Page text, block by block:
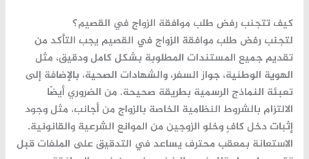
كيف تتجنب رفض طلب موافقة الزواج في القصيم؟
لتجنب رفض طلب موافقة الزواج في القصيم يجب التأكد من
تقديم جميع المستندات المطلوبة بشكل كامل ودقيق، مثل
الهوية الوطنية، جواز السفر، والشهادات الصحية، بالإضافة إلى
تعبئة النماذج الرسمية بطريقة صحيحة. من الضروري أيضًا
الالتزام بالشروط النظامية الخاصة بالزواج من أجانب، مثل وجود
إثبات دخل كافٍ وخلو الزوجين من الموانع الشرعية والقانونية.
الاستعانة بمعقب محترف يساعد في التدقيق على الملفات قبل